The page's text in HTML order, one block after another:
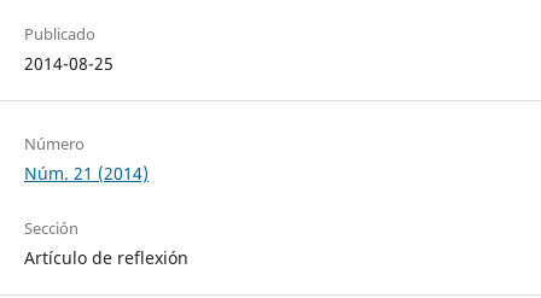
Publicado
2014-08-25
Número
Núm. 21 (2014)
Sección
Artículo de reflexión